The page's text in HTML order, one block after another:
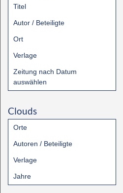
Titel
Autor / Beteiligte
Ort
Verlage
Zeitung nach Datum
auswählen
Clouds
Orte
Autoren / Beteiligte
Verlage
Jahre